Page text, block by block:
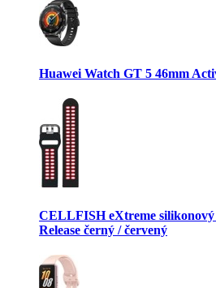
Huawei Watch GT 5 46mm
CELLFISH eXtreme
Release černý / červený